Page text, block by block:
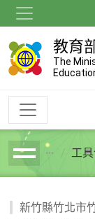
到
主
要
內
教育
The
breadcrumb
工
新竹縣竹北市